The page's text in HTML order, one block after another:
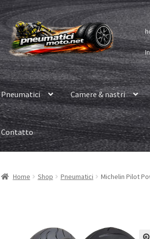
Vai
alla
navigazione
Vai
al
contenuto
Pneumatici Camere & nastri
Contatto
Home Shop Pneumatici Michelin Pilot